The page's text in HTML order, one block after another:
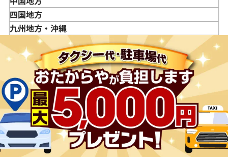
山形県
福島県
千葉県
茨城県
栃木県
群馬県
石川県
山梨県
長野県
岐阜県
静岡県
愛知県
滋賀県
京都府
兵庫県
奈良県
和歌山県
鳥取県
島根県
広島県
山口県
四国地方
徳島県
愛媛県
九州地方・沖縄
佐賀県
長崎県
熊本県
大分県
宮崎県
鹿児島県